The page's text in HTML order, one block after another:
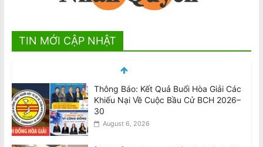
TIN MỚI CẬP NHẬTThông Báo: Kết Quả Buổi Hòa Giải Các
Khiếu Nại Về Cuộc Bầu Cử BCH 2026–
August 6, 2026
[VIDEO] Footscray: Chủ tiệm bánh mì
Richard Lê bị tấn công khi bảo vệ đàn
ông lớn tuổi